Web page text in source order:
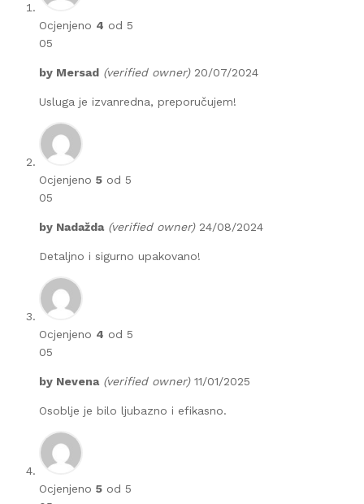
Ocjenjeno 4 od 5
05
by Mersad (verified owner) 20/07/2024
Usluga je izvanredna, preporučujem!
Ocjenjeno 5 od 5
05
by Nadažda (verified owner) 24/08/2024
Detaljno i sigurno upakovano!
Ocjenjeno 4 od 5
05
by Nevena (verified owner) 11/01/2025
Osoblje je bilo ljubazno i efikasno.
Ocjenjeno 5 od 5